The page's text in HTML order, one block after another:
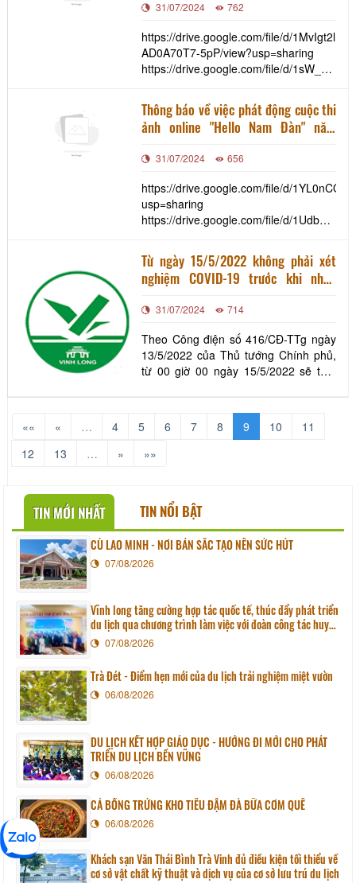
quà tặng du lịch tỉnh Thái Nguyên
31/07/2024 762
https://drive.google.com/file/d/
AD0A70T7-5pP/view?usp=sharing
https://drive.google.com/file/d/
Thông báo về việc phát động cuộc thi
ảnh online "Hello Nam Đàn" năm
31/07/2024 656
https://drive.google.com/file/d/
usp=sharing
https://drive.google.com/file/d/
Từ ngày 15/5/2022 không phải xét
nghiệm COVID-19 trước khi nhập
31/07/2024 714
Theo Công điện số 416/CĐ-TTg ngày
13/5/2022 của Thủ tướng Chính phủ,
từ 00 giờ 00 ngày 15/5/2022 sẽ tạm
SARS-CoV-2 trước khi nhập cảnh vào
thông báo của Tổ chức Y tế thế giới,
hiện nay dịch COVID-19 bắt đầu có xu
«« « … 4 5 6 7 8 9 10
11
12
13 … » »»
TIN MỚI NHẤT TIN NỔI BẬT
CÙ LAO MINH - NƠI BẢN SẮC TẠO NÊN SỨC HÚT
07/08/2026
Vĩnh long tăng cường hợp tác quốc tế, thúc đẩy phát triển
du lịch qua chương trình làm việc với đoàn công tác huyện
Sunchang (Hàn quốc)
07/08/2026
Trà Đét - Điểm hẹn mới của du lịch trải nghiệm miệt vườn
06/08/2026
DU LỊCH KẾT HỢP GIÁO DỤC - HƯỚNG ĐI MỚI CHO PHÁT
TRIỂN DU LỊCH BỀN VỮNG
06/08/2026
CÁ BỐNG TRỨNG KHO TIÊU ĐẬM ĐÀ BỮA CƠM QUÊ
06/08/2026
Khách sạn Văn Thái Bình Trà Vinh đủ điều kiện tối thiểu về
cơ sở vật chất kỹ thuật và dịch vụ của cơ sở lưu trú du lịch